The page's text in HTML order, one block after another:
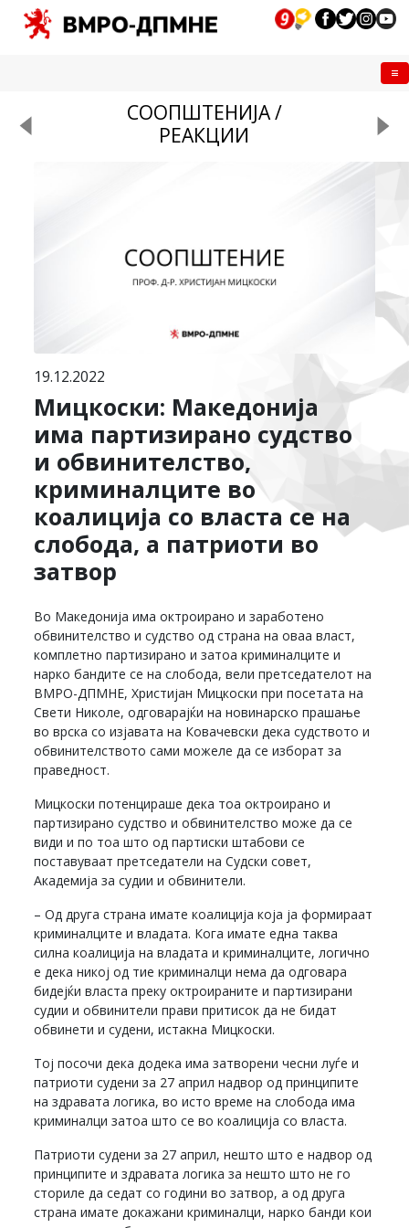
СООПШТЕНИЈА /
РЕАКЦИИ
19.12.2022
Мицкоски: Македонија
има партизирано судство
и обвинителство,
криминалците во
коалиција со власта се на
слобода, а патриоти во
затвор
Во Македонија има октроирано и заработено
обвинителство и судство од страна на оваа власт,
комплетно партизирано и затоа криминалците и
нарко бандите се на слобода, вели претседателот на
ВМРО-ДПМНЕ, Христијан Мицкоски при посетата на
Свети Николе, одговарајќи на новинарско прашање
во врска со изјавата на Ковачевски дека судството и
обвинителството сами можеле да се изборат за
праведност.
Мицкоски потенцираше дека тоа октроирано и
партизирано судство и обвинителство може да се
види и по тоа што од партиски штабови се
поставуваат претседатели на Судски совет,
Академија за судии и обвинители.
– Од друга страна имате коалиција која ја формираат
криминалците и владата. Кога имате една таква
силна коалиција на владата и криминалците, логично
е дека никој од тие криминалци нема да одговара
бидејќи власта преку октроираните и партизирани
судии и обвинители прави притисок да не бидат
обвинети и судени, истакна Мицкоски.
Тој посочи дека додека има затворени чесни луѓе и
патриоти судени за 27 април надвор од принципите
на здравата логика, во исто време на слобода има
криминалци затоа што се во коалиција со власта.
Патриоти судени за 27 април, нешто што е надвор од
принципите и здравата логика за нешто што не го
сториле да седат со години во затвор, а од друга
страна имате докажани криминалци, нарко банди кои